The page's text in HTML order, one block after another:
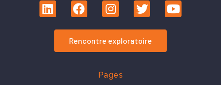
Rencontre exploratoire
Pages